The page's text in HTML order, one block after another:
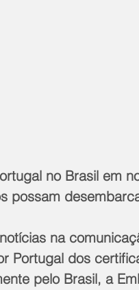
no Brasil em
possam
na
Portugal dos
pelo Brasil, a